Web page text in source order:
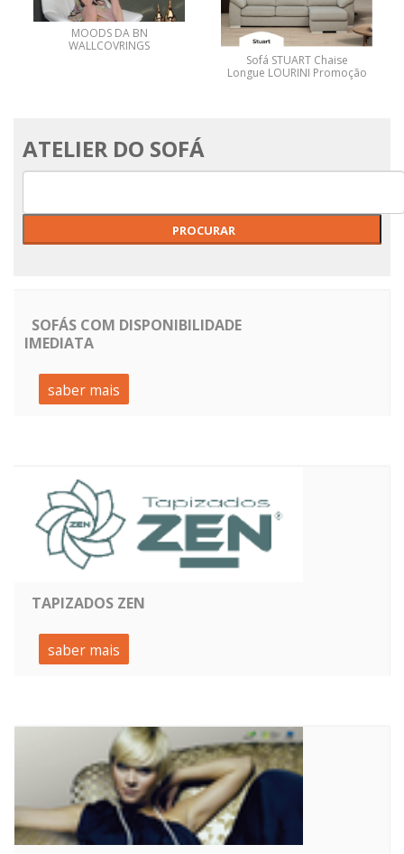
MOODS DA BN
WALLCOVRINGS
Sofá STUART Chaise
Longue LOURINI Promoção
ATELIER DO SOFÁ
SOFÁS COM DISPONIBILIDADE
IMEDIATA
saber mais
TAPIZADOS ZEN
saber mais